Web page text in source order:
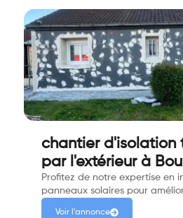
chantier d'isolation
par
Profitez de notre expertise en
panneaux solaires pour
Voir l'annonce